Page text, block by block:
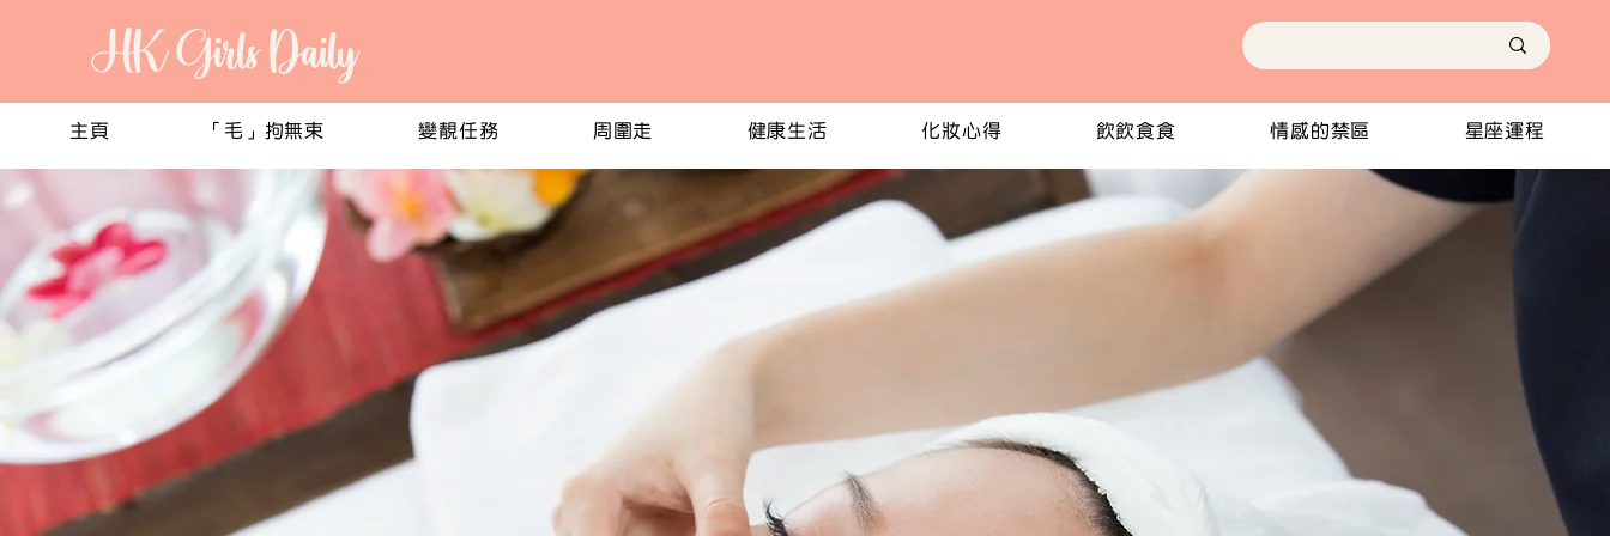
HK Girls Daily
主頁 「毛」拘無束 變靚任務 周圍走 健康生活 化妝心得 飲飲食食 情感的禁區 星座運程